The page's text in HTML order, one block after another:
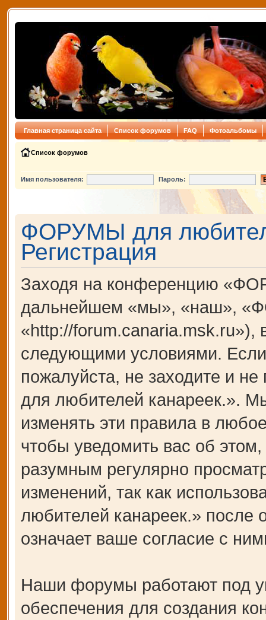
Главная страница сайта Список форумов FAQ Фотоальбомы
Список форумов
Имя пользователя: Пароль:
ФОРУМЫ для
Регистрация
Заходя на конференцию
дальнейшем «мы», «наш»,
«http://forum.canaria.msk.ru»),
следующими условиями.
пожалуйста, не заходите и
для любителей канареек.».
изменять эти правила в
чтобы уведомить вас об
разумным регулярно
изменений, так как
любителей канареек.» после
означает ваше согласие с
Наши форумы работают под
обеспечения для создания